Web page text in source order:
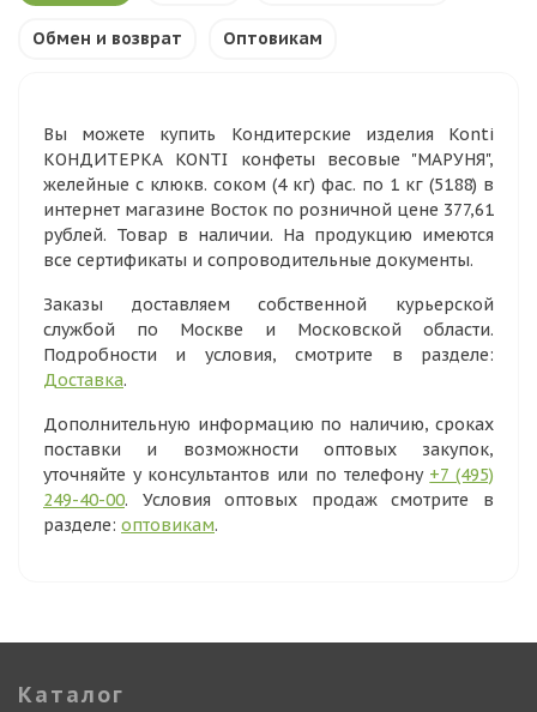
Обмен и возврат Оптовикам
Вы можете купить Кондитерские изделия Konti
КОНДИТЕРКА KONTI конфеты весовые "МАРУНЯ",
желейные с клюкв. соком (4 кг) фас. по 1 кг (5188) в
интернет магазине Восток по розничной цене 377,61
рублей. Товар в наличии. На продукцию имеются
все сертификаты и сопроводительные документы.
Заказы доставляем собственной курьерской
службой по Москве и Московской области.
Подробности и условия, смотрите в разделе:
Доставка.
Дополнительную информацию по наличию, сроках
поставки и возможности оптовых закупок,
уточняйте у консультантов или по телефону +7 (495)
249-40-00. Условия оптовых продаж смотрите в
разделе: оптовикам.
Каталог